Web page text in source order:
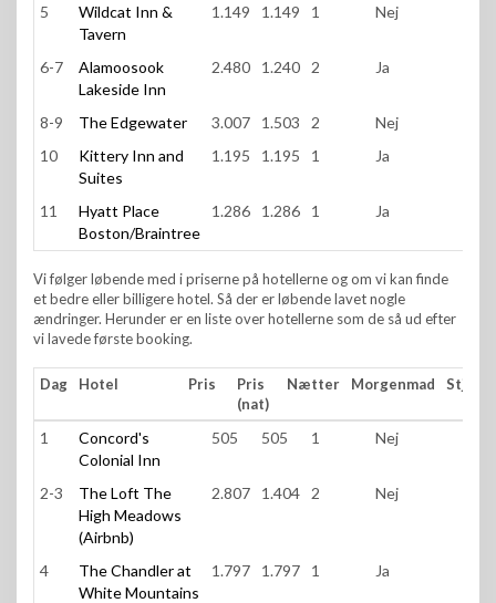
5
Wildcat Inn &
Tavern
1.149 1.149 1 Nej
6-7
Alamoosook
Lakeside Inn
2.480 1.240 2 Ja
8-9 The Edgewater 3.007 1.503 2 Nej
10
Kittery Inn and
Suites
1.195 1.195 1 Ja
11
Hyatt Place
Boston/Braintree
1.286 1.286 1 Ja
Vi følger løbende med i priserne på hotellerne og om vi kan finde
et bedre eller billigere hotel. Så der er løbende lavet nogle
ændringer. Herunder er en liste over hotellerne som de så ud efter
vi lavede første booking.
Dag Hotel Pris
Pris
(nat)
Nætter Morgenmad
Dag Hotel Pris
Pris
Nætter Morgenmad
1
Concord's
Colonial Inn
505 505 1 Nej
2-3
The Loft The
High Meadows
(Airbnb)
2.807 1.404 2 Nej
4
The Chandler at
White Mountains
1.797 1.797 1 Ja